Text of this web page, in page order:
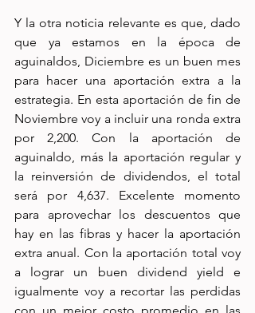
Y la otra noticia relevante es que, dado
que ya estamos en la época de
aguinaldos, Diciembre es un buen mes
para hacer una aportación extra a la
estrategia. En esta aportación de fin de
Noviembre voy a incluir una ronda extra
por 2,200. Con la aportación de
aguinaldo, más la aportación regular y
la reinversión de dividendos, el total
será por 4,637. Excelente momento
para aprovechar los descuentos que
hay en las fibras y hacer la aportación
extra anual. Con la aportación total voy
a lograr un buen dividend yield e
igualmente voy a recortar las perdidas
con un mejor costo promedio en las